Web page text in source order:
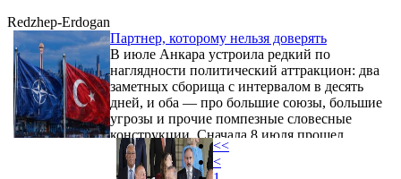
Redzhep-Erdogan
Партнер, которому нельзя доверять
В июле Анкара устроила редкий по
наглядности политический аттракцион: два
заметных сборища с интервалом в десять
дней, и оба — про большие союзы, большие
угрозы и прочие помпезные словесные
конструкции. Сначала 8 июля прошел
саммит НАТО, где в итоговой декларации
Россия была названа тем, кто «представляет
<<
<